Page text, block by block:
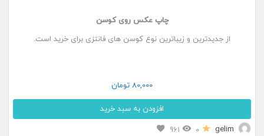
چاپ عکس روی کوسن
از جدیدترین و زیباترین نوع کوسن های فانتزی برای خرید است.
80,000 تومان
افزودن به سبد خرید
gelim
0
961